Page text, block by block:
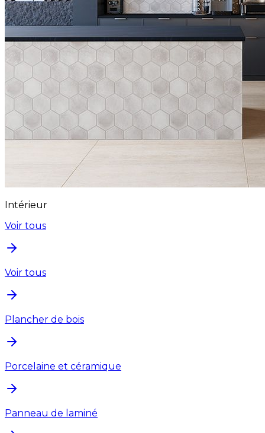
Intérieur
Voir tous
Voir tous
Plancher de bois
Porcelaine et céramique
Panneau de laminé